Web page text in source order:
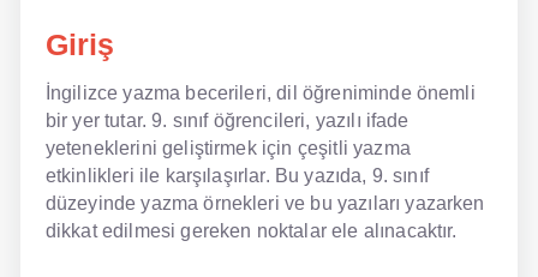
En Ucuz İngilizce
En Uygun İngilizce
Hipnozla İngilizce
Hızlı İngilizce
İngilizce Kursu Yorum
Giriş
İngilizce yazma becerileri, dil öğreniminde önemli
bir yer tutar. 9. sınıf öğrencileri, yazılı ifade
yeteneklerini geliştirmek için çeşitli yazma
etkinlikleri ile karşılaşırlar. Bu yazıda, 9. sınıf
düzeyinde yazma örnekleri ve bu yazıları yazarken
dikkat edilmesi gereken noktalar ele alınacaktır.